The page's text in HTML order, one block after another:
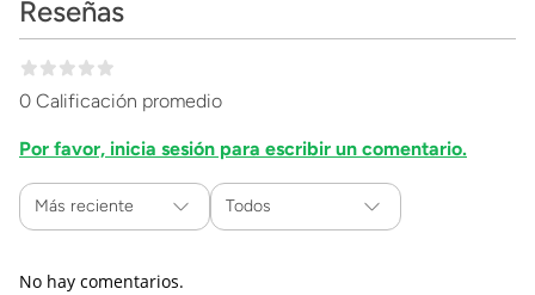
Reseñas
0 Calificación promedio
Por favor, inicia sesión para escribir un comentario.
Más reciente Todos
No hay comentarios.